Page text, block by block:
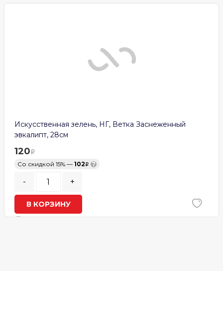
Искусственная зелень, НГ, Ветка Заснеженный
эвкалипт, 28см
120
Со скидкой 15% — 102 ?
- +
В КОРЗИНУ